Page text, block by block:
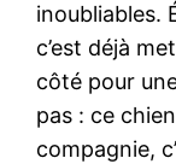
inoubliables.
c’est déjà
côté pour
pas : ce
compagnie,